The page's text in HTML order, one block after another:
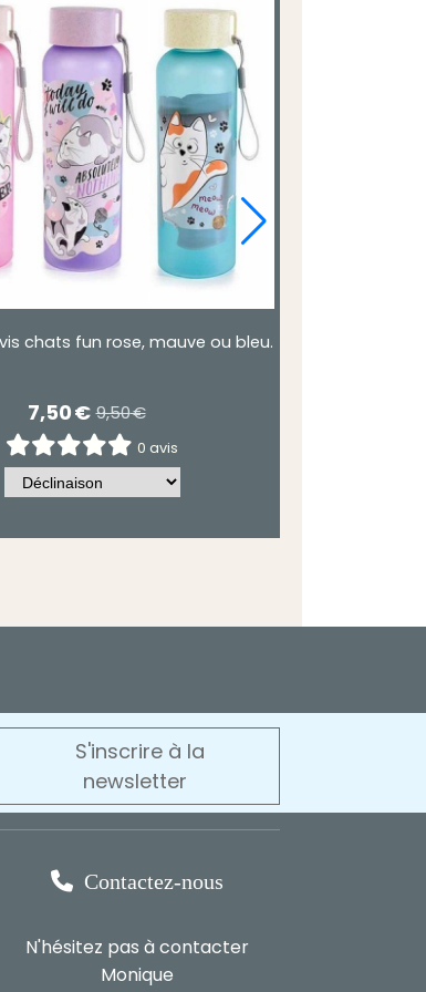
chats fun rose, mauve ou bleu.
7,50€ 9,50€
0 avis
S'inscrire à la
newsletter
 Contactez-nous
N'hésitez pas à contacter
Monique